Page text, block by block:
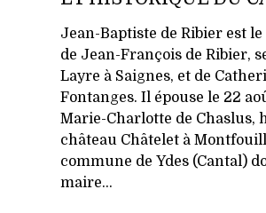
Jean-Baptiste de Ribier est
de Jean-François de Ribier,
Layre à Saignes, et de
Fontanges. Il épouse le 22
Marie-Charlotte de Chaslus,
château Châtelet à
commune de Ydes (Cantal)
maire...